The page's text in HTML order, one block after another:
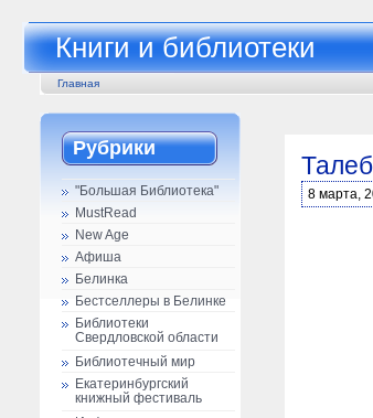
Книги и библиотеки
Главная
Рубрики
"Большая Библиотека"
MustRead
New Age
Афиша
Белинка
Бестселлеры в Белинке
Библиотеки
Свердловской области
Библиотечный мир
Екатеринбургский
книжный фестиваль
8 марта,